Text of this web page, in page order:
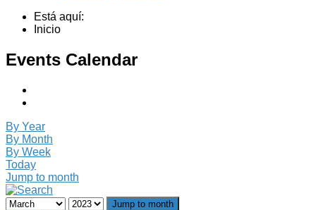
Está aquí:
Inicio
Events Calendar
By Year
By Month
By Week
Today
Jump to month
Jump to month